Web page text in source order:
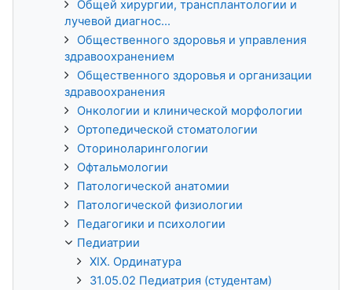
Общей хирургии, трансплантологии и
лучевой диагнос...
Общественного здоровья и управления
здравоохранением
Общественного здоровья и организации
здравоохранения
Онкологии и клинической морфологии
Ортопедической стоматологии
Оториноларингологии
Офтальмологии
Патологической анатомии
Патологической физиологии
Педагогики и психологии
Педиатрии
XIX. Ординатура
31.05.02 Педиатрия (студентам)